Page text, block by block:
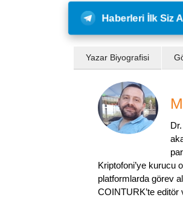
Haberleri İlk Siz
Yazar Biyografisi
Kriptofoni’ye kurucu
platformlarda görev
COINTURK’te editör